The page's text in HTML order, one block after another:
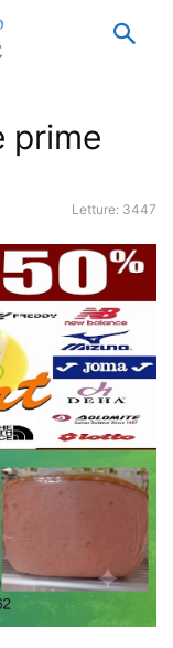
prime
Letture: 3447